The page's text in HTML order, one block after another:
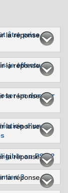
être prise en
la réponse
je effectuer
la réponse
un dossier
la réponse
d’une
la réponse
au PSF ?
la réponse
?
la réponse